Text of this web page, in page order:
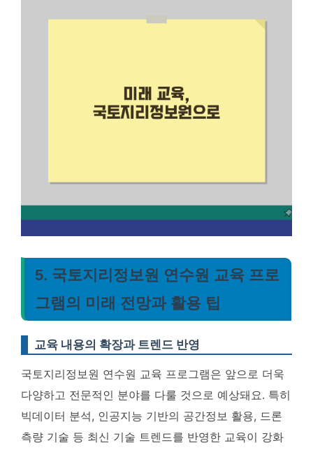
5. 국토지리정보원 연수원 교육 프로
그램의 미래 전망과 활용 팁
교육 내용의 확장과 트렌드 반영
국토지리정보원 연수원 교육 프로그램은 앞으로 더욱
다양하고 전문적인 분야를 다룰 것으로 예상돼요. 특히
빅데이터 분석, 인공지능 기반의 공간정보 활용, 드론
측량 기술 등 최신 기술 트렌드를 반영한 교육이 강화